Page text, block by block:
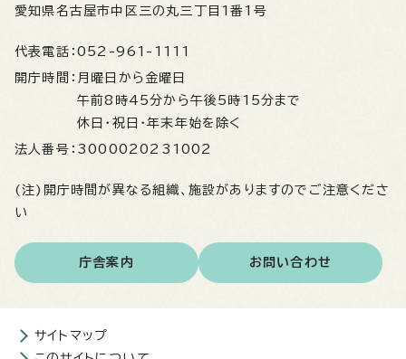
愛知県名古屋市中区三の丸三丁目1番1号
代表電話： 052-961-1111
開庁時間： 月曜日から金曜日
午前8時45分から午後5時15分まで
休日・祝日・年末年始を除く
法人番号： 3000020231002
(注)開庁時間が異なる組織、施設がありますのでご注意くださ
い
庁舎案内 お問い合わせ
サイトマップ